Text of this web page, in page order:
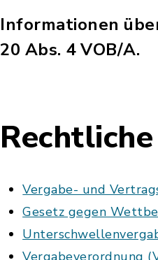
Informationen
20 Abs. 4 VOB/A.
Vergabe- und
Gesetz gegen
Vergabeverordnung